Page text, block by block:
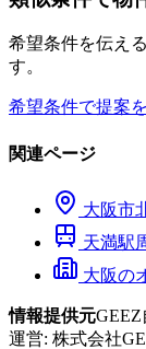
希望条件を伝え
す。
希望条件で提案
関連ページ
大阪市
天満駅
大阪の
情報提供元GEEZ
運営: 株式会社